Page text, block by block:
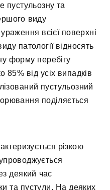
пустульозну та
виду
всієї поверхні
патології відносять
форму перебігу
85% від усіх випадків
пустульозний
поділяється
різкою
деякий час
та пустули. На деяких